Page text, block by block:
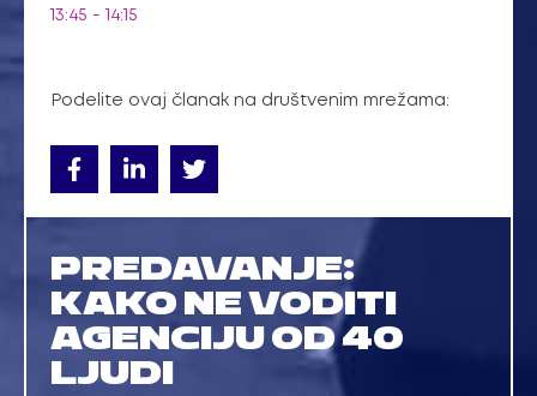
13:45 - 14:15
Podelite ovaj članak na društvenim mrežama:
PREDAVANJE:
KAKO NE VODITI
AGENCIJU OD 40
LJUDI